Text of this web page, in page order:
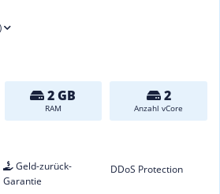
2 GB
RAM
2
Anzahl vCore
Geld-zurück-
Garantie
DDoS Protection